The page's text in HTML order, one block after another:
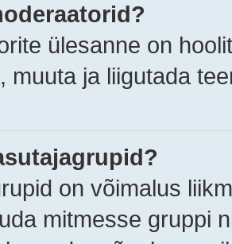
ülesanne on
muuta ja liigutada
on võimalus
mitmesse gruppi